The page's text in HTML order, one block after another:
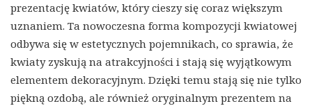
prezentację kwiatów, który cieszy się coraz większym
uznaniem. Ta nowoczesna forma kompozycji kwiatowej
odbywa się w estetycznych pojemnikach, co sprawia, że
kwiaty zyskują na atrakcyjności i stają się wyjątkowym
elementem dekoracyjnym. Dzięki temu stają się nie tylko
piękną ozdobą, ale również oryginalnym prezentem na